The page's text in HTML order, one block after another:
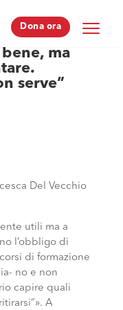
Dona ora
Dona ora
ma
serve”
Del Vecchio
utili ma a
l’obbligo di
di formazione
no e non
capire quali
A